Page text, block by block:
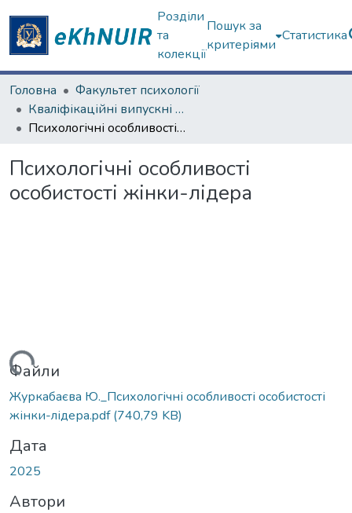
Розділи
та
колекції
Пошук за
критеріями
Статистика
Головна
Факультет психології
Кваліфікаційні випускні роботи магістрів. Факультет психології
Психологічні особливості особистості жінки-лідера
Психологічні особливості
особистості жінки-лідера
Файли
Журкабаєва Ю._Психологічні особливості особистості
жінки-лідера.pdf(740,79 KB)
Дата
2025
Автори